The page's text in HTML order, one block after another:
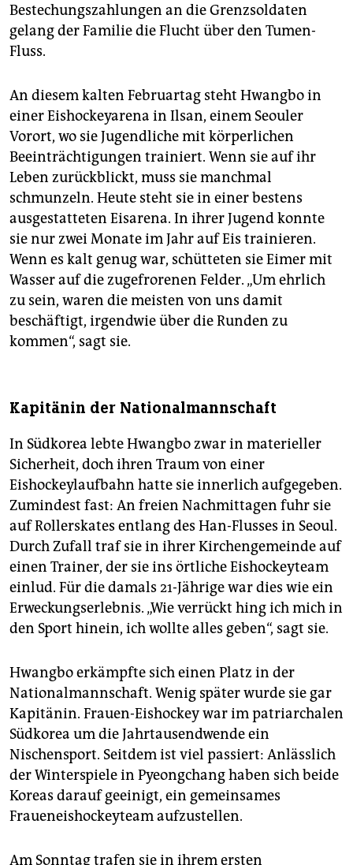
Bestechungszahlungen an die Grenzsoldaten
gelang der Familie die Flucht über den Tumen-
Fluss.
An diesem kalten Februartag steht Hwangbo in
einer Eishockeyarena in Ilsan, einem Seouler
Vorort, wo sie Jugendliche mit körperlichen
Beeinträchtigungen trainiert. Wenn sie auf ihr
Leben zurückblickt, muss sie manchmal
schmunzeln. Heute steht sie in einer bestens
ausgestatteten Eis­arena. In ihrer Jugend konnte
sie nur zwei Monate im Jahr auf Eis trainieren.
Wenn es kalt genug war, schütteten sie Eimer mit
Wasser auf die zugefrorenen Felder. „Um ehrlich
zu sein, waren die meisten von uns damit
beschäftigt, irgendwie über die Runden zu
kommen“, sagt sie.
Kapitänin der Nationalmannschaft
In Südkorea lebte Hwangbo zwar in materieller
Sicherheit, doch ihren Traum von einer
Eishockeylaufbahn hatte sie innerlich aufgegeben.
Zumindest fast: An freien Nachmittagen fuhr sie
auf Rollerskates entlang des Han-Flusses in Seoul.
Durch Zufall traf sie in ihrer Kirchengemeinde auf
einen Trainer, der sie ins örtliche Eishockeyteam
einlud. Für die damals 21-Jährige war dies wie ein
Erweckungserlebnis. „Wie verrückt hing ich mich in
den Sport hinein, ich wollte alles geben“, sagt sie.
Hwangbo erkämpfte sich einen Platz in der
Nationalmannschaft. Wenig später wurde sie gar
Kapitänin. Frauen-Eishockey war im patriarchalen
Südkorea um die Jahrtausendwende ein
Nischensport. Seitdem ist viel passiert: Anlässlich
der Winterspiele in Pyeongchang haben sich beide
Koreas darauf geeinigt, ein gemeinsames
Fraueneishockeyteam aufzustellen.
Am Sonntag trafen sie in ihrem ersten